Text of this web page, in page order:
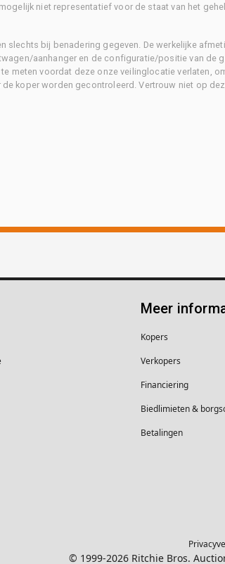
niet representatief voor de staat van het
slechts bij benadering gegeven. De werkelijke
aanhanger en de configuratie/positie van de
meten voordat deze onze veilinglocatie verlaten,
koper worden gecontroleerd. Vertrouw niet op
Meer
Kopers
Verkopers
Financiering
Biedlimieten &
Betalingen
© 1999-2026 Ritchie Bros.